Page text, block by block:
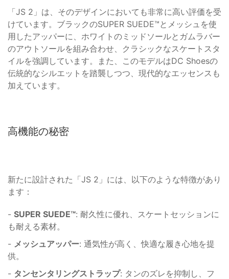
「JS 2」は、そのデザインにおいても非常に高い評価を受
けています。ブラックのSUPER SUEDE™とメッシュを使
用したアッパーに、ホワイトのミッドソールとガムラバー
のアウトソールを組み合わせ、クラシックなスケートスタ
イルを強調しています。また、このモデルはDC Shoesの
伝統的なシルエットを踏襲しつつ、現代的なエッセンスも
加えています。
高機能の秘密
新たに設計された「JS 2」には、以下のような特徴があり
ます：
- SUPER SUEDE™: 耐久性に優れ、スケートセッションに
も耐える素材。
- メッシュアッパー: 通気性が高く、快適な履き心地を提
供。
- タンセンタリングストラップ: タンのズレを抑制し、フ